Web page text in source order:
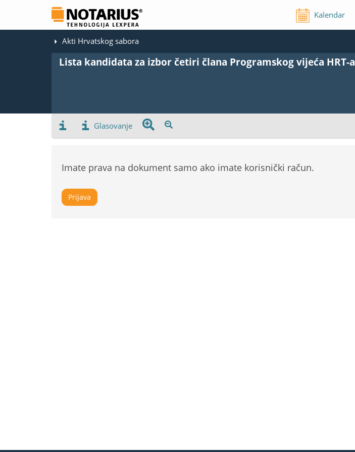
Kalendar
Akti Hrvatskog sabora
Lista kandidata za izbor četiri člana Programskog vijeća HRT-a
Glasovanje
Imate prava na dokument samo ako imate korisnički račun.
Prijava